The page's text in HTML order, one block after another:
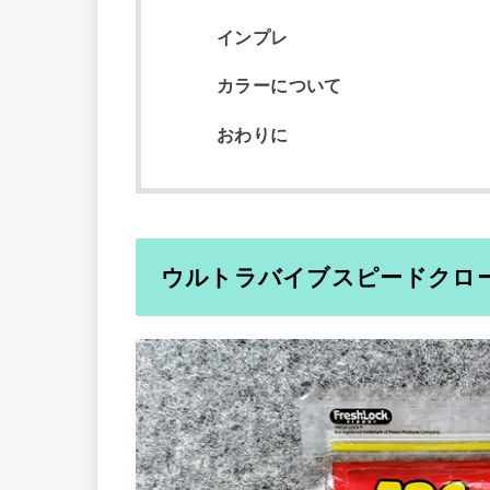
インプレ
カラーについて
おわりに
ウルトラバイブスピードクロ